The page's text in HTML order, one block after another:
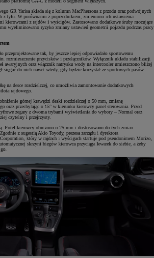
GR Yarisa składa się z kolumn MacPhersona z przodu oraz podwójnych
z tyłu. W porównaniu z poprzednikiem, zmieniono ich ustawienia
kierowcami z rajdów i wyścigów. Zastosowano dodatkowe śruby mocujące
wyeliminowano ryzyko zmiany ustawień geometrii pojazdu podczas pracy
przeprojektowane tak, by jeszcze lepiej odpowiadało sportowemu
rozmieszczenie przycisków i przełączników. Wyłącznik układu stabilizacji
awaryjnych oraz włącznik natrysku wody na intercooler umieszczono bliżej
sięgać do nich nawet wtedy, gdy będzie korzystał ze sportowych pasów
na desce rozdzielczej, co umożliwia zamontowanie dodatkowych
rajdowego.
górnej krawędzi deski rozdzielczej o 50 mm, zmianę
oraz przechylając o 15° w kierunku kierowcy panel sterowania. Przed
zegary z dwoma trybami wyświetlania do wybory – Normal oraz
czytelny i przejrzysty.
Fotel kierowcy obniżono o 25 mm i dostosowano do tych zmian
z sugestią Akio Toyody, prezesa zarządu i dyrektora
który w rajdach i wyścigach startuje pod pseudonimem Morizo,
skrzyni biegów kierowca przyciąga lewarek do siebie, a żeby